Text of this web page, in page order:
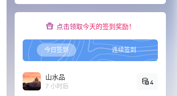
点击领取今天的签到奖励！
今日签到 连续签到
山水品
7 小时后
4